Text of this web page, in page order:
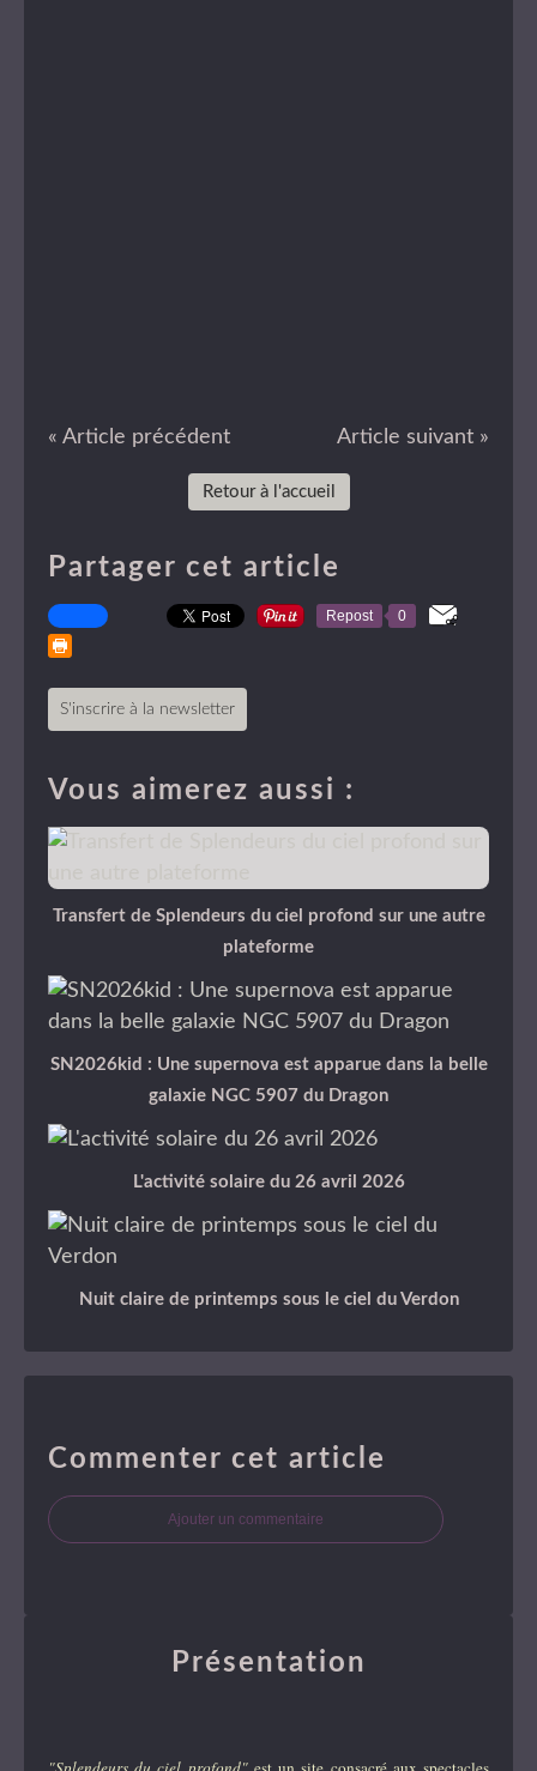
« Article précédent Article suivant »
Retour à l'accueil
Partager cet article
Repost 0
S'inscrire à la newsletter
Vous aimerez aussi :
Transfert de Splendeurs du ciel profond sur une autre
plateforme
SN2026kid : Une supernova est apparue dans la belle
galaxie NGC 5907 du Dragon
L'activité solaire du 26 avril 2026
Nuit claire de printemps sous le ciel du Verdon
Commenter cet article
Ajouter un commentaire
Présentation